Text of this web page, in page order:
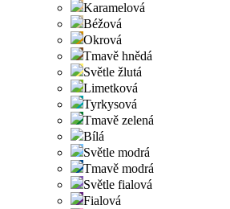
Karamelová
Béžová
Okrová
Tmavě hnědá
Světle žlutá
Limetková
Tyrkysová
Tmavě zelená
Bílá
Světle modrá
Tmavě modrá
Světle fialová
Fialová